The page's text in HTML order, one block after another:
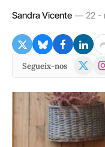
Sandra Vicente 22 -
Segueix-nos
X